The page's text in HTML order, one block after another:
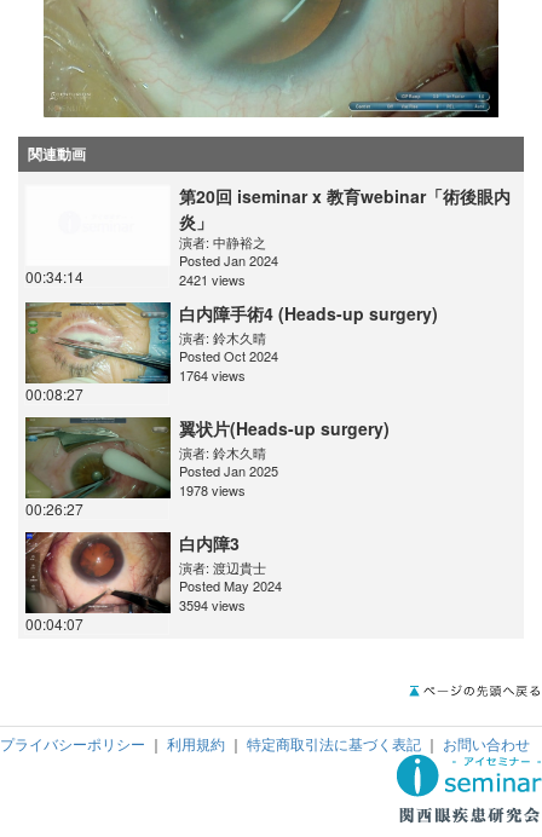
関連動画
00:34:14
第20回 iseminar x 教育webinar「術後眼内
炎」
演者: 中静裕之
Posted Jan 2024
2421 views
00:08:27
白内障手術4 (Heads-up surgery)
演者: 鈴木久晴
Posted Oct 2024
1764 views
00:26:27
翼状片(Heads-up surgery)
演者: 鈴木久晴
Posted Jan 2025
1978 views
00:04:07
白内障3
演者: 渡辺貴士
Posted May 2024
3594 views
プライバシーポリシー ｜ 利用規約 ｜ 特定商取引法に基づく表記 ｜ お問い合わせ